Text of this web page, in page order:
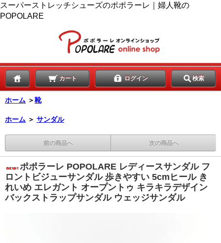
スーパーストレッチシューズのポポラーレ｜婦人靴の
POPOLARE
カート ログイン 検索
ホーム ＞靴
ホーム ＞ サンダル
前の商品へ 次の商品へ
ポポラーレ POPOLARE レディースサンダル フ
ロントビジューサンダル 歩きやすい 5cmヒール き
れいめ エレガント オープントゥ キラキラデザイン
バックストラップサンダル ウェッジサンダル